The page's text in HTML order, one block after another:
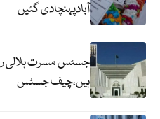
آبادپہنچادی گئیں
جسٹس مسرت ہلالی
ہیں،چیف جسٹس